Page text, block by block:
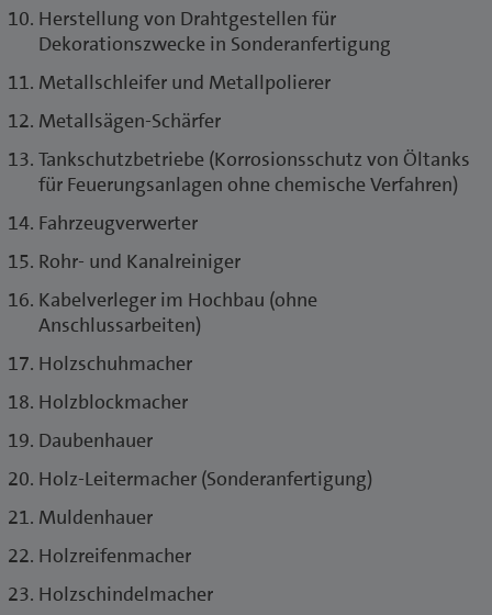
Herstellung von Drahtgestellen für
Dekorationszwecke in Sonderanfertigung
Metallschleifer und Metallpolierer
Metallsägen-Schärfer
Tankschutzbetriebe (Korrosionsschutz von Öltanks
für Feuerungsanlagen ohne chemische Verfahren)
Fahrzeugverwerter
Rohr- und Kanalreiniger
Kabelverleger im Hochbau (ohne
Anschlussarbeiten)
Holzschuhmacher
Holzblockmacher
Daubenhauer
Holz-Leitermacher (Sonderanfertigung)
Muldenhauer
Holzreifenmacher
Holzschindelmacher